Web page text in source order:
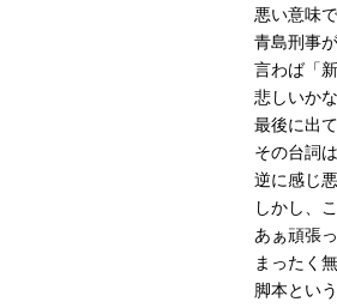
悪い意味
青島刑事
言わば「
悲しいか
最後に出
その台詞
逆に感じ
しかし、
あぁ頑張
まったく
脚本とい